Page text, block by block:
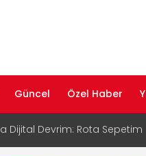
Güncel Özel Haber
Dijital Devrim: Rota Sepetim